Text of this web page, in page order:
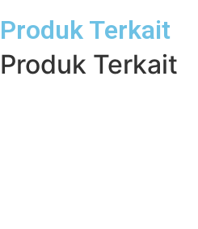
Produk Terkait
Produk Terkait